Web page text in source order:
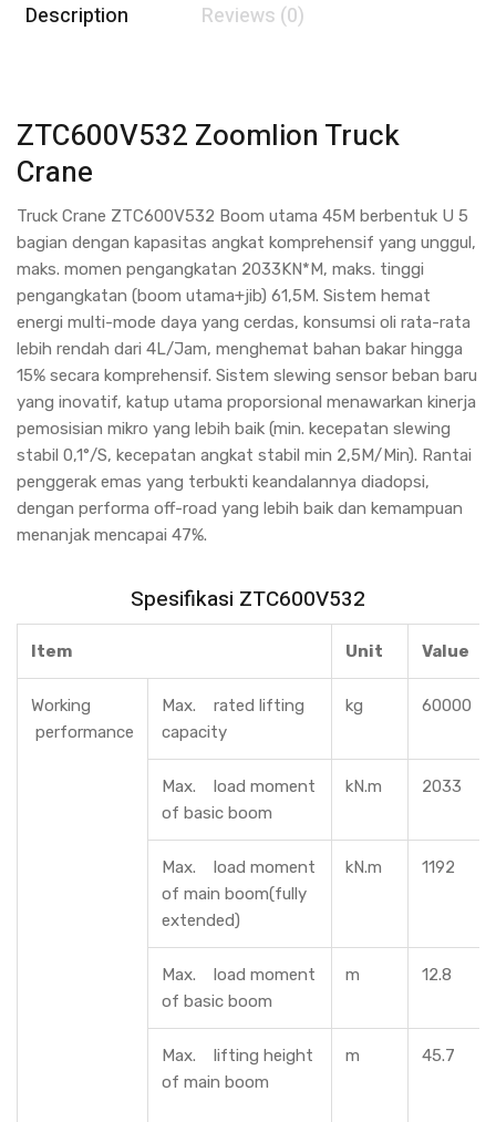
Description Reviews (0)
ZTC600V532 Zoomlion Truck
Crane
Truck Crane ZTC600V532 Boom utama 45M berbentuk U 5
bagian dengan kapasitas angkat komprehensif yang unggul,
maks. momen pengangkatan 2033KN*M, maks. tinggi
pengangkatan (boom utama+jib) 61,5M. Sistem hemat
energi multi-mode daya yang cerdas, konsumsi oli rata-rata
lebih rendah dari 4L/Jam, menghemat bahan bakar hingga
15% secara komprehensif. Sistem slewing sensor beban baru
yang inovatif, katup utama proporsional menawarkan kinerja
pemosisian mikro yang lebih baik (min. kecepatan slewing
stabil 0,1°/S, kecepatan angkat stabil min 2,5M/Min). Rantai
penggerak emas yang terbukti keandalannya diadopsi,
dengan performa off-road yang lebih baik dan kemampuan
menanjak mencapai 47%.
Spesifikasi ZTC600V532
Item Unit Value
Working
performance
Max. rated lifting
capacity
kg 60000
Max. load moment
of basic boom
kN.m 2033
Max. load moment
of main boom(fully
extended)
kN.m 1192
Max. load moment
of basic boom
m 12.8
Max. lifting height
of main boom
m 45.7